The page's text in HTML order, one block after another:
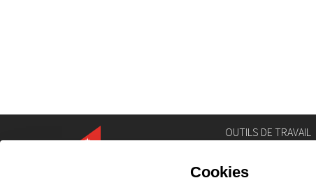
OUTILS DE TRAVAIL
Géoportail